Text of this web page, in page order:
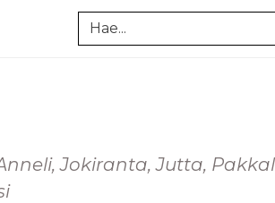
Jokiranta, Jutta,